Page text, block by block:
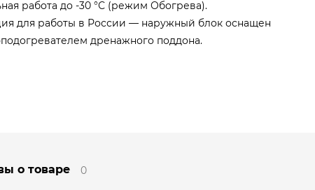
работа до -30 °С (режим Обогрева).
для работы в России — наружный блок оснащен
дренажного поддона.
о товаре
0